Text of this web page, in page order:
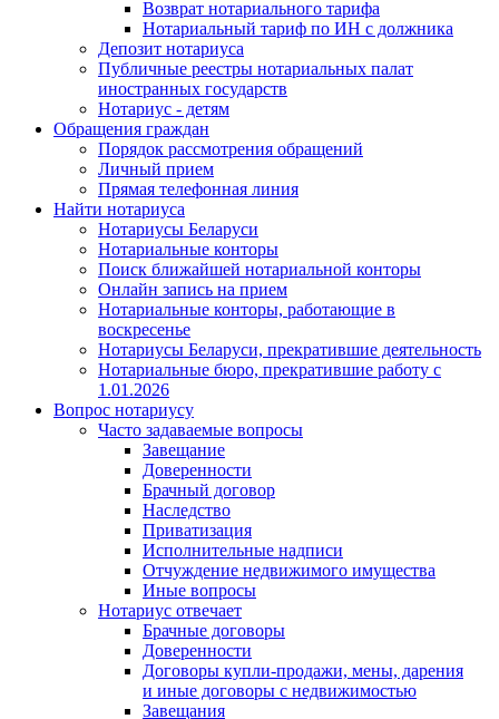
Возврат нотариального тарифа
Нотариальный тариф по ИН с должника
Депозит нотариуса
Публичные реестры нотариальных палат
иностранных государств
Нотариус - детям
Обращения граждан
Порядок рассмотрения обращений
Личный прием
Прямая телефонная линия
Найти нотариуса
Нотариусы Беларуси
Нотариальные конторы
Поиск ближайшей нотариальной конторы
Онлайн запись на прием
Нотариальные конторы, работающие в
воскресенье
Нотариусы Беларуси, прекратившие деятельность
Нотариальные бюро, прекратившие работу с
1.01.2026
Вопрос нотариусу
Часто задаваемые вопросы
Завещание
Доверенности
Брачный договор
Наследство
Приватизация
Исполнительные надписи
Отчуждение недвижимого имущества
Иные вопросы
Нотариус отвечает
Брачные договоры
Доверенности
Договоры купли-продажи, мены, дарения
и иные договоры с недвижимостью
Завещания